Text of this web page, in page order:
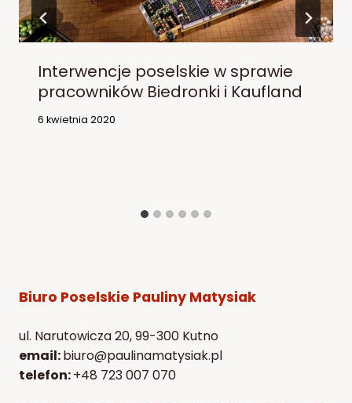
Interwencje poselskie w sprawie
pracowników Biedronki i Kaufland
6 kwietnia 2020
Biuro Poselskie Pauliny Matysiak
ul. Narutowicza 20, 99-300 Kutno
email:biuro@paulinamatysiak.pl
telefon:+48 723 007 070